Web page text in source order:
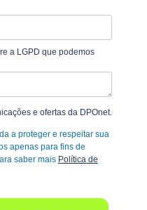
a LGPD que podemos
e ofertas da DPOnet.
a proteger e respeitar sua
apenas para fins de
saber mais Política de